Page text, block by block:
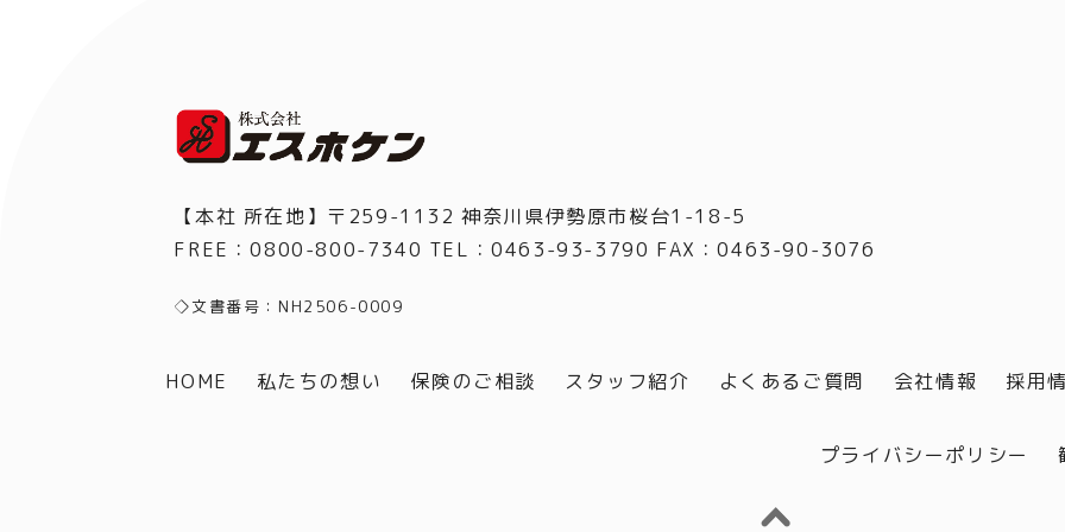
【本社 所在地】〒259-1132 神奈川県伊勢原市桜台1-18-5
FREE：0800-800-7340 TEL ：0463-93-3790 FAX ：0463-90-3076
◇文書番号：NH2506-0009
HOME 私たちの想い 保険のご相談 スタッフ紹介 よくあるご質問 会社情報 採用
プライバシーポリシー